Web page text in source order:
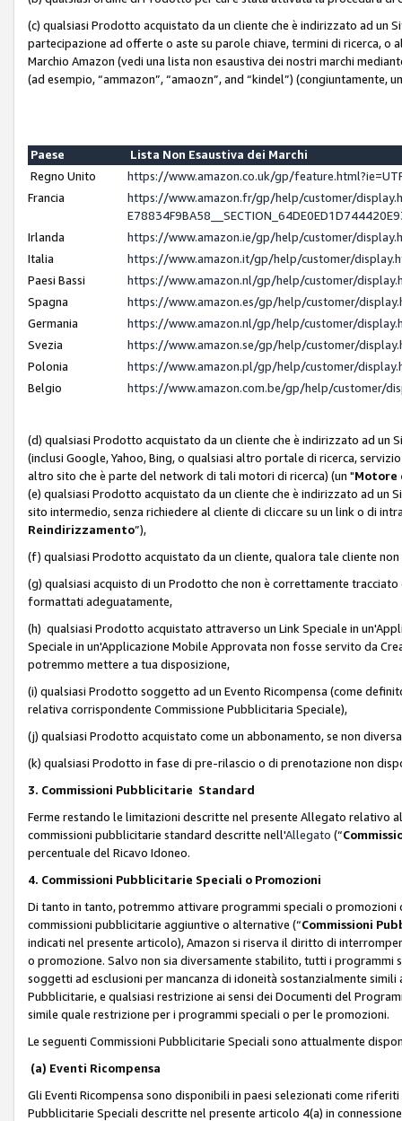
(c) qualsiasi Prodotto acquistato da un cliente che è indirizzato ad un
partecipazione ad offerte o aste su parole chiave, termini di ricerca,
Marchio Amazon (vedi una lista non esaustiva dei nostri marchi
(ad esempio, “ammazon”, “amaozn”, and “kindel”) (congiuntamente,
Paese
Lista Non Esaustiva dei Marchi
Regno Unito
https://www.amazon.co.uk/gp/
Francia
https://www.amazon.fr/gp/help/customer/
Irlanda
https://www.amazon.ie/gp/help/customer/
Italia
https://www.amazon.it/gp/help/customer/
Paesi Bassi
https://www.amazon.nl/gp/help/customer/
Spagna
https://www.amazon.es/gp/help/customer/
Germania
https://www.amazon.nl/gp/help/customer/
Svezia
https://www.amazon.se/gp/help/customer/
Polonia
https://www.amazon.pl/gp/help/customer/
Belgio
https://www.amazon.com.be/gp/help/customer/
(d) qualsiasi Prodotto acquistato da un cliente che è indirizzato ad un
(inclusi Google, Yahoo, Bing, o qualsiasi altro portale di ricerca,
altro sito che è parte del network di tali motori di ricerca) (un "Motore
(e) qualsiasi Prodotto acquistato da un cliente che è indirizzato ad un
sito intermedio, senza richiedere al cliente di cliccare su un link o di
Reindirizzamento”),
(f) qualsiasi Prodotto acquistato da un cliente, qualora tale cliente
(g) qualsiasi acquisto di un Prodotto che non è correttamente
formattati adeguatamente,
(h) qualsiasi Prodotto acquistato attraverso un Link Speciale in
Speciale in un'Applicazione Mobile Approvata non fosse servito da
potremmo mettere a tua disposizione,
(i) qualsiasi Prodotto soggetto ad un Evento Ricompensa (come
relativa corrispondente Commissione Pubblicitaria Speciale),
(j) qualsiasi Prodotto acquistato come un abbonamento, se non
(k) qualsiasi Prodotto in fase di pre-rilascio o di prenotazione non
3. Commissioni Pubblicitarie Standard
Ferme restando le limitazioni descritte nel presente Allegato relativo
commissioni pubblicitarie standard descritte nell'Allegato (“
percentuale del Ricavo Idoneo.
4. Commissioni Pubblicitarie Speciali o Promozioni
Di tanto in tanto, potremmo attivare programmi speciali o
commissioni pubblicitarie aggiuntive o alternative (“Commissioni
indicati nel presente articolo), Amazon si riserva il diritto di
o promozione. Salvo non sia diversamente stabilito, tutti i
soggetti ad esclusioni per mancanza di idoneità sostanzialmente
Pubblicitarie, e qualsiasi restrizione ai sensi dei Documenti del
simile quale restrizione per i programmi speciali o per le promozioni.
Le seguenti Commissioni Pubblicitarie Speciali sono attualmente
(a) Eventi Ricompensa
Gli Eventi Ricompensa sono disponibili in paesi selezionati come
Pubblicitarie Speciali descritte nel presente articolo 4(a) in